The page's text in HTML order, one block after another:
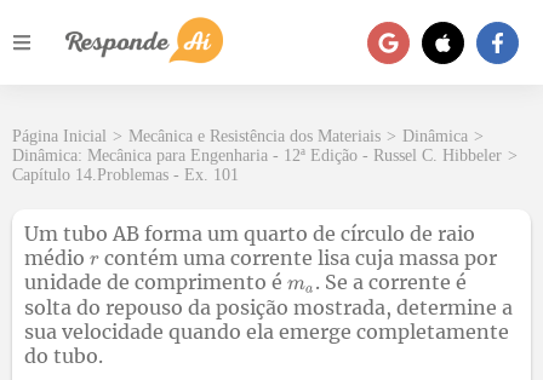
Página Inicial > Mecânica e Resistência dos Materiais > Dinâmica >
Dinâmica: Mecânica para Engenharia - 12ª Edição - Russel C. Hibbeler >
Capítulo 14.Problemas - Ex. 101
Um tubo AB forma um quarto de círculo de raio
médio
contém uma corrente lisa cuja massa por
unidade de comprimento é
. Se a corrente é
solta do repouso da posição mostrada, determine a
sua velocidade quando ela emerge completamente
do tubo.